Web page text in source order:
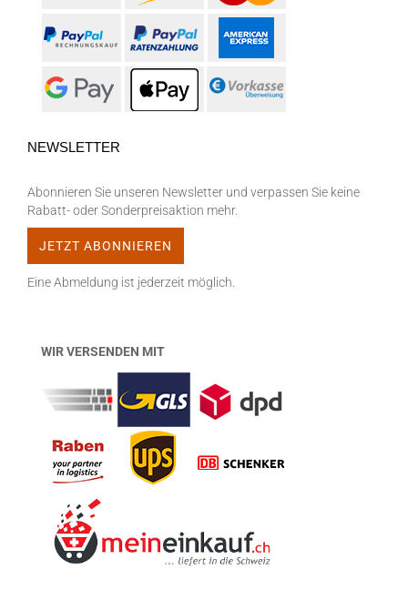
NEWSLETTER
Abonnieren Sie unseren Newsletter und verpassen Sie keine
Rabatt- oder Sonderpreisaktion mehr.
Eine Abmeldung ist jederzeit möglich.
WIR VERSENDEN MIT